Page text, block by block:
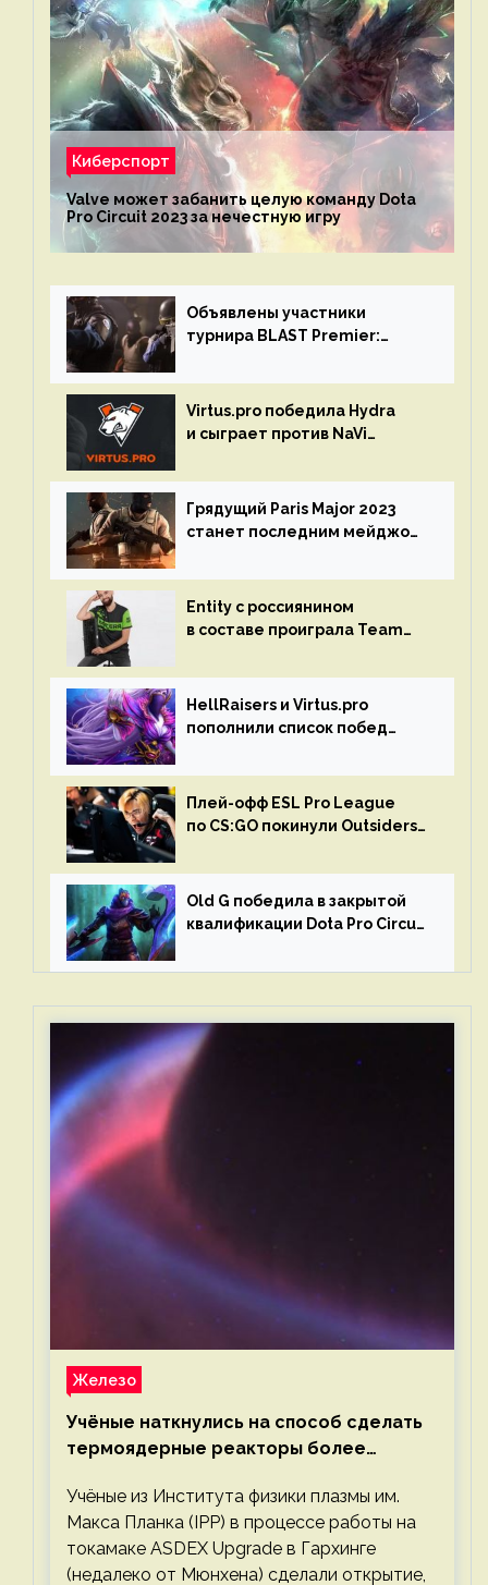
Киберспорт
Valve может забанить целую команду Dota
Pro Circuit 2023 за нечестную игру
Объявлены участники
турнира BLAST Premier:
Virtus.pro победила Hydra
и сыграет против NaVi
Грядущий Paris Major 2023
станет последним мейджор-
Entity с россиянином
в составе проиграла Team
HellRaisers и Virtus.pro
пополнили список побед
Плей-офф ESL Pro League
по CS:GO покинули Outsiders
Old G победила в закрытой
квалификации Dota Pro Circuit
Железо
Учёные наткнулись на способ сделать
термоядерные реакторы более
Учёные из Института физики плазмы им.
Макса Планка (IPP) в процессе работы на
токамаке ASDEX Upgrade в Гархинге
(недалеко от Мюнхена) сделали открытие,